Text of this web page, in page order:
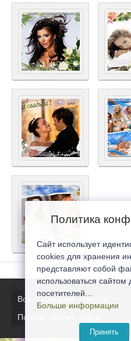
Все последние новости
Полная версия сайта
Политика
Сайт использует
cookies для хранения
представляют собой
использоваться
посетителей...
Больше информации
Принять